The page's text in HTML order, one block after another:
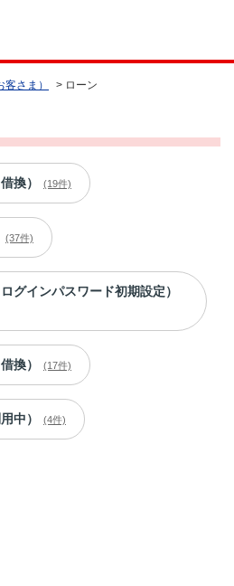
さま） > ローン
換） (19件)
(37件)
グインパスワード初期設定）
換） (17件)
中） (4件)